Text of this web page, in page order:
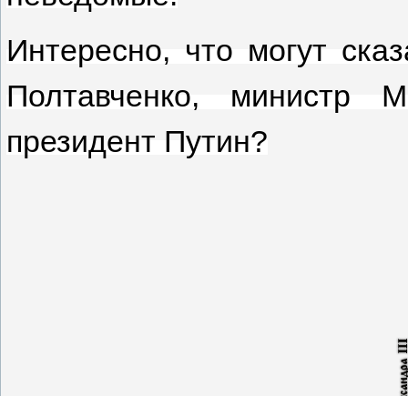
Интересно, что могут
Полтавченко, министр
президент Путин?